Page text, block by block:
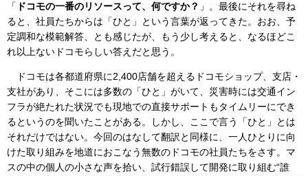
「 ドコモの一番のリソースって、何ですか？ 」。最後にそれを尋ね
ると、社員たちからは「ひと」という言葉が返ってきた。おお、予
定調和な模範解答、とも感じたが、もう少し考えると、なるほどこ
れ以上ないドコモらしい答えだと思う。
ドコモは各都道府県に2,400店舗を超えるドコモショップ、支店・
支社があり、そこには多数の「ひと」がいて、災害時には交通イン
フラが絶たれた状況でも現地での直接サポートもタイムリーにでき
るというのを聞いたことがある。しかし、ここで言う「ひと」とは
それだけではない。今回のはなして翻訳と同様に、一人ひとりに向
けた取り組みを地道におこなう無数のドコモの社員たちをさす。マ
スの中の個人の小さな声を拾い、試行錯誤して開発に取り組む“誰